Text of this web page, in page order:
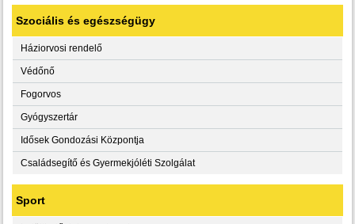
Szociális és egészségügy
Háziorvosi rendelő
Védőnő
Fogorvos
Gyógyszertár
Idősek Gondozási Központja
Családsegítő és Gyermekjóléti Szolgálat
Sport